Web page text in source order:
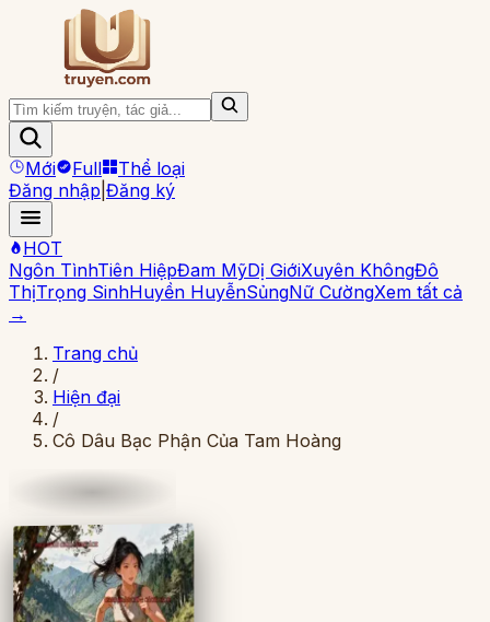
Mới Full
Thể loại
Đăng nhập Đăng ký
HOT
Ngôn TìnhTiên HiệpĐam MỹDị GiớiXuyên KhôngĐô
ThịTrọng SinhHuyền HuyễnSủngNữ CườngXem tất cả
→
Trang chủ
/
Hiện đại
/
Cô Dâu Bạc Phận Của Tam Hoàng